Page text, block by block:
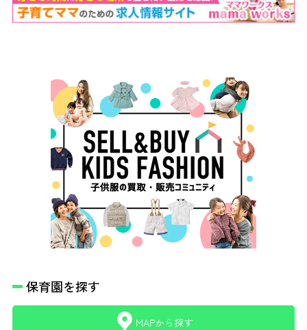
保育園を探す
MAPから探す